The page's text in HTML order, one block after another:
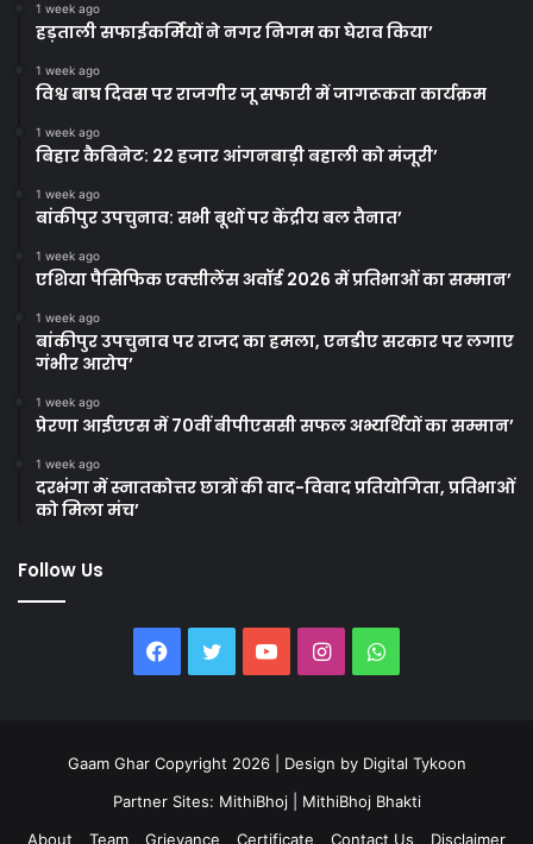
1 week ago
हड़ताली सफाईकर्मियों ने नगर निगम का घेराव किया’
1 week ago
विश्व बाघ दिवस पर राजगीर जू सफारी में जागरूकता कार्यक्रम
1 week ago
बिहार कैबिनेट: 22 हजार आंगनबाड़ी बहाली को मंजूरी’
1 week ago
बांकीपुर उपचुनाव: सभी बूथों पर केंद्रीय बल तैनात’
1 week ago
एशिया पैसिफिक एक्सीलेंस अवॉर्ड 2026 में प्रतिभाओं का सम्मान’
1 week ago
बांकीपुर उपचुनाव पर राजद का हमला, एनडीए सरकार पर लगाए
गंभीर आरोप’
1 week ago
प्रेरणा आईएएस में 70वीं बीपीएससी सफल अभ्यर्थियों का सम्मान’
1 week ago
दरभंगा में स्नातकोत्तर छात्रों की वाद-विवाद प्रतियोगिता, प्रतिभाओं
को मिला मंच’
Follow Us
Facebook
TwitterYouTubeInstagramWhatsApp
Gaam Ghar Copyright 2026 | Design by Digital Tykoon
Partner Sites: MithiBhoj
MithiBhoj Bhakti
About
Team Grievance Certificate Contact Us Disclaimer